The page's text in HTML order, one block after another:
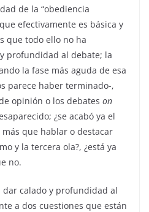
de la “obediencia
efectivamente es básica y
que todo ello no ha
profundidad al debate; la
la fase más aguda de esa
parece haber terminado-,
opinión o los debates on
¿se acabó ya el
más que hablar o destacar
y la tercera ola?, ¿está ya
no.
dar calado y profundidad al
a dos cuestiones que están